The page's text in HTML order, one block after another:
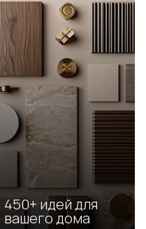
450+ идей для
вашего дома